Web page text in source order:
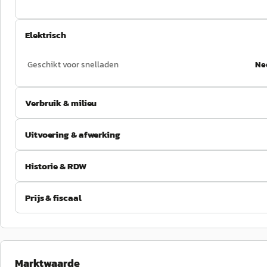
Elektrisch
Geschikt voor snelladen
Verbruik & milieu
Uitvoering & afwerking
Historie & RDW
Prijs & fiscaal
Marktwaarde